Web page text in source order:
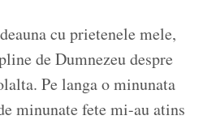
cu prietenele mele,
de Dumnezeu despre
Pe langa o minunata
minunate fete mi-au atins